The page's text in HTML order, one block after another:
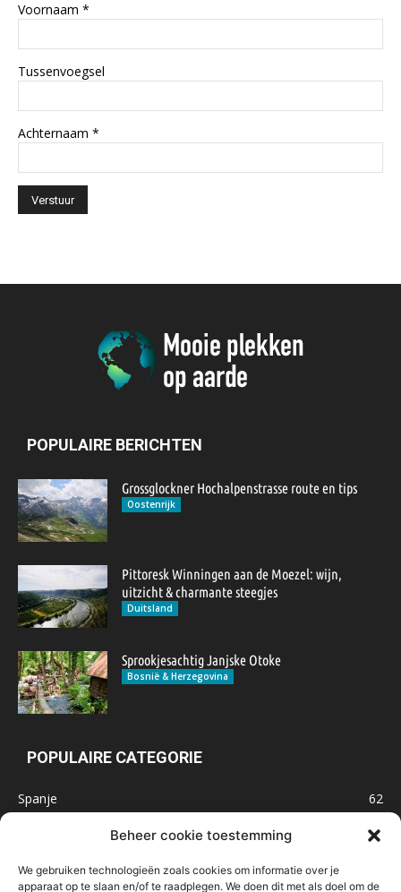
Beheer cookie toestemming
We gebruiken technologieën zoals cookies om informatie over je
apparaat op te slaan en/of te raadplegen. We doen dit met als doel om de
Voornaam *
Tussenvoegsel
Achternaam *
POPULAIRE BERICHTEN
Grossglockner Hochalpenstrasse route en tips
Oostenrijk
Pittoresk Winningen aan de Moezel: wijn,
uitzicht & charmante steegjes
Duitsland
Sprookjesachtig Janjske Otoke
Bosnië & Herzegovina
POPULAIRE CATEGORIE
Spanje
62
47
Marokko
32